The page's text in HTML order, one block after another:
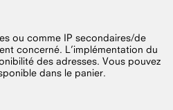
ou comme IP secondaires/de
concerné. L’implémentation du
des adresses. Vous pouvez
dans le panier.